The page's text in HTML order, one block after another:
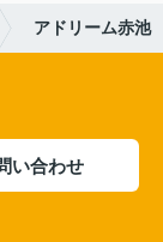
アドリーム赤池
い合わせ